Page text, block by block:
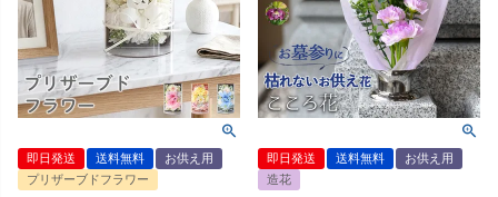
即日発送 送料無料
お供え用
プリザーブドフラワー
即日発送 送料無料
お供え用
造花